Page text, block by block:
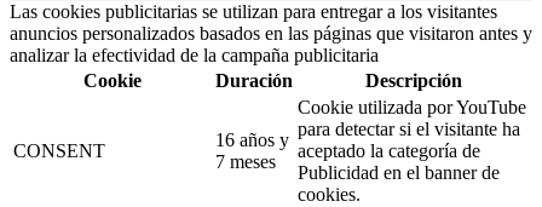
Las cookies publicitarias se utilizan para entregar a los visitantes
anuncios personalizados basados en las páginas que visitaron antes y
analizar la efectividad de la campaña publicitaria
Cookie
Duración Descripción
CONSENT
16 años y
7 meses
Cookie utilizada por YouTube
para detectar si el visitante ha
aceptado la categoría de
Publicidad en el banner de
cookies.